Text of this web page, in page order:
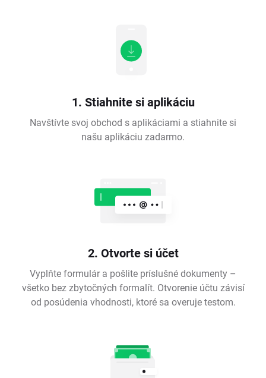
1. Stiahnite si aplikáciu
Navštívte svoj obchod s aplikáciami a stiahnite si
našu aplikáciu zadarmo.
2. Otvorte si účet
Vyplňte formulár a pošlite príslušné dokumenty –
všetko bez zbytočných formalít. Otvorenie účtu závisí
od posúdenia vhodnosti, ktoré sa overuje testom.